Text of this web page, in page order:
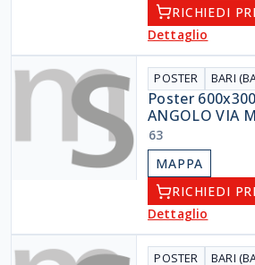
RICHIEDI
Dettaglio
POSTER BARI
Poster
ANGOLO VIA
63
MAPPA
RICHIEDI
Dettaglio
POSTER BARI